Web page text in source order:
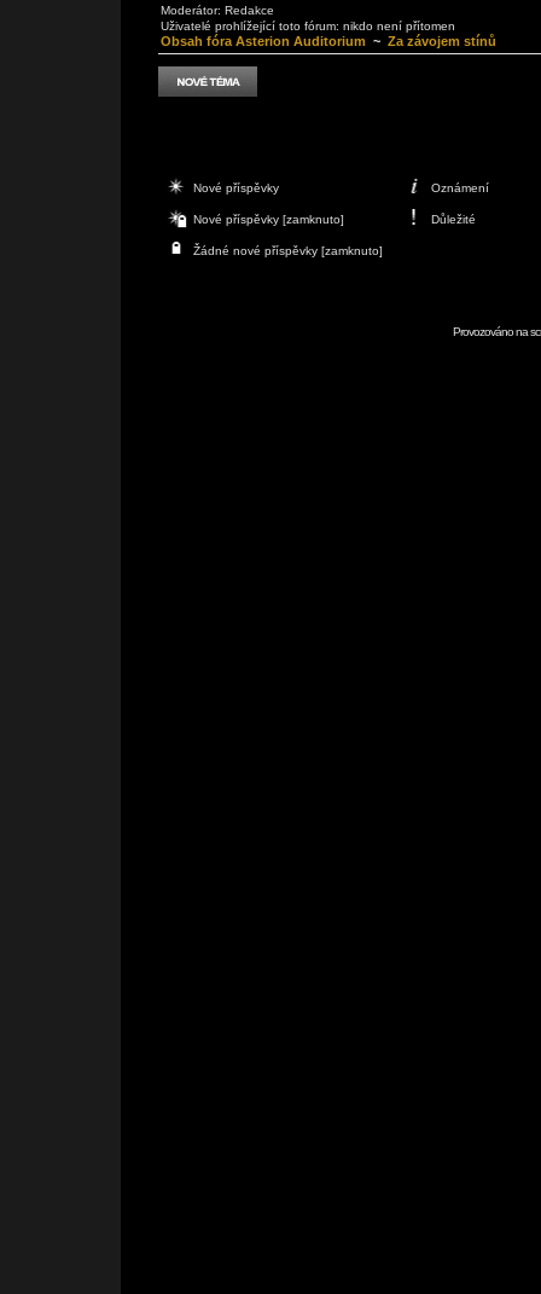
Moderátor: Redakce
Uživatelé prohlížející toto fórum: nikdo není přítomen
Obsah fóra Asterion Auditorium ~ Za závojem stínů
Nové příspěvky Oznámení
Nové příspěvky [zamknuto] Důležité
Žádné nové příspěvky [zamknuto]
Provozováno na